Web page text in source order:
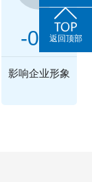
-08-
影响企业形象
返回顶部